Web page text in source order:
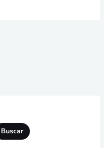
Buscar